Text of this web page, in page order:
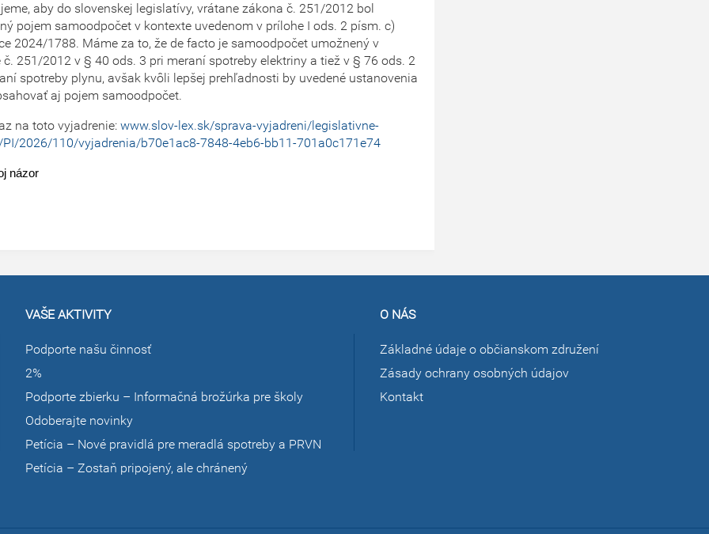
aby do slovenskej legislatívy, vrátane zákona č. 251/2012 bol
pojem samoodpočet v kontexte uvedenom v prílohe I ods. 2 písm. c)
2024/1788. Máme za to, že de facto je samoodpočet umožnený v
č. 251/2012 v § 40 ods. 3 pri meraní spotreby elektriny a tiež v § 76 ods. 2
spotreby plynu, avšak kvôli lepšej prehľadnosti by uvedené ustanovenia
aj pojem samoodpočet.
na toto vyjadrenie:www.slov-lex.sk/sprava-vyjadreni/legislativne-
PI/2026/110/vyjadrenia/b70e1ac8-7848-4eb6-bb11-701a0c171e74
názor
VAŠE AKTIVITY
Podporte našu činnosť
2%
Podporte zbierku – Informačná brožúrka pre školy
Odoberajte novinky
Petícia – Nové pravidlá pre meradlá spotreby a PRVN
Petícia – Zostaň pripojený, ale chránený
O NÁS
Základné údaje o občianskom združení
Zásady ochrany osobných údajov
Kontakt